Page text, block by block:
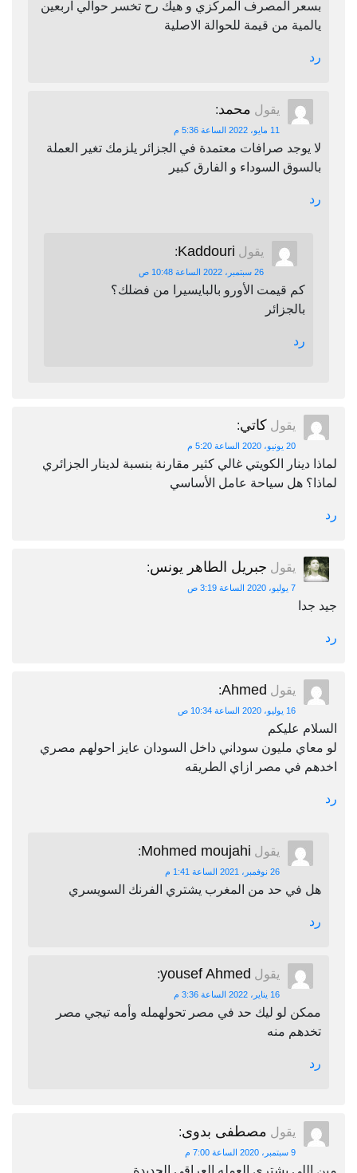
بسعر المصرف المركزي و هيك رح تخسر حوالي اربعين
يالمية من قيمة للحوالة الاصلية
رد
يقول محمد:
11 مايو، 2022 الساعة 5:36 م
لا يوجد صرافات معتمدة في الجزائر يلزمك تغير العملة
بالسوق السوداء و الفارق كبير
رد
يقول Kaddouri
:
26 سبتمبر، 2022 الساعة 10:48 ص
كم قيمت الأورو بالبايسيرا من فضلك؟
بالجزائر
رد
يقول كاتي:
20 يونيو، 2020 الساعة 5:20 م
لماذا دينار الكويتي غالي كثير مقارنة بنسبة لدينار الجزائري
لماذا؟ هل سياحة عامل الأساسي
رد
يقول جبريل الطاهر يونس:
7 يوليو، 2020 الساعة 3:19 ص
جيد جدا
رد
يقول Ahmed
:
16 يوليو، 2020 الساعة 10:34 ص
السلام عليكم
لو معاي مليون سوداني داخل السودان عايز احولهم مصري
اخدهم في مصر ازاي الطريقه
رد
يقول Mohmed moujahi
:
26 نوفمبر، 2021 الساعة 1:41 م
هل في حد من المغرب يشتري الفرنك السويسري
رد
يقول yousef Ahmed
:
16 يناير، 2022 الساعة 3:36 م
ممكن لو ليك حد في مصر تحولهمله وأمه تيجي مصر
تخدهم منه
رد
يقول مصطفى بدوى:
9 سبتمبر، 2020 الساعة 7:00 م
مين اللى يشترى العمله العراقى الجديدة